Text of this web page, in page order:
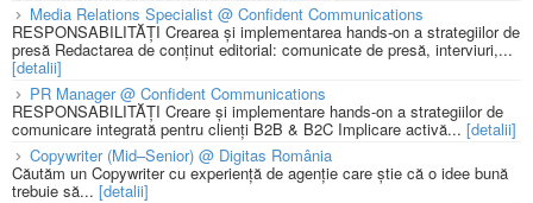
Media Relations Specialist @ Confident Communications
RESPONSABILITĂȚI Crearea și implementarea hands-on a strategiilor de
presă Redactarea de conținut editorial: comunicate de presă, interviuri,...
[detalii]
PR Manager @ Confident Communications
RESPONSABILITĂȚI Creare și implementare hands-on a strategiilor de
comunicare integrată pentru clienți B2B & B2C Implicare activă... [detalii]
Copywriter (Mid–Senior) @ Digitas România
Căutăm un Copywriter cu experiență de agenție care știe că o idee bună
trebuie să... [detalii]